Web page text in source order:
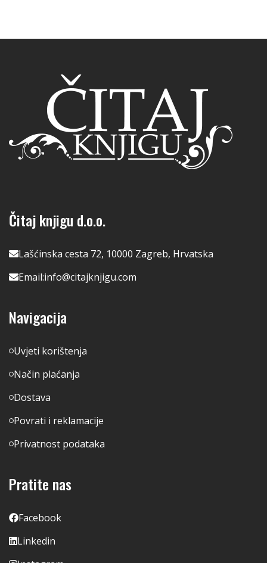
Čitaj knjigu d.o.o.
Lašćinska cesta 72, 10000 Zagreb, Hrvatska
Email:info@citajknjigu.com
Navigacija
Uvjeti korištenja
Način plaćanja
Dostava
Povrati i reklamacije
Privatnost podataka
Pratite nas
Facebook
Linkedin